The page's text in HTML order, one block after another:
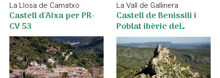
La Llosa de Camatxo
Castell d'Aixa per PR-
CV 53
La Vall de Gallinera
Castell de Benissili i
Poblat ibèric del
Xarpolar